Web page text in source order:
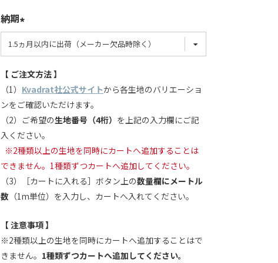
納期
【 ご注文方法 】
（1） Kvadrat社公式サイトから各生地のバリエーショ
ンをご確認いただけます。
（2）ご希望の生地番号（4桁） を上記の入力欄にご記
入ください。
※2種類以上の生地を同時にカートへ追加することは
できません。1種類ずつカートへ追加してください。
（3）［カートに入れる］ボタン上の数量欄にメートル
数 （1m単位）を入力し、カートへ入れてください。
【 注意事項 】
※2種類以上の生地を同時にカートへ追加することはで
きません。 1種類ずつカートへ追加してください。